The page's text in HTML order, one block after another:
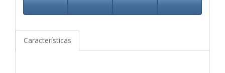
Características